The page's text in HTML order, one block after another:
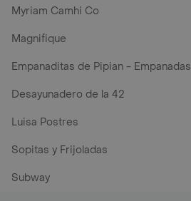
Myriam Camhi Co
Magnifique
Empanaditas de Pipian - Empanadas
Desayunadero de la 42
Luisa Postres
Sopitas y Frijoladas
Subway